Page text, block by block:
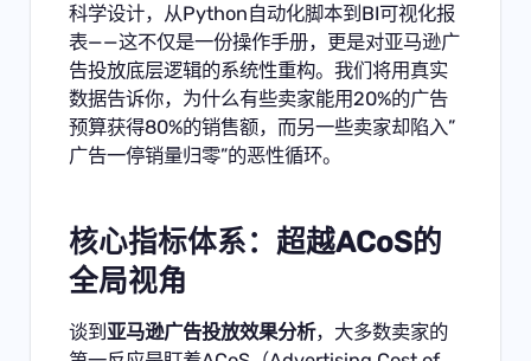
科学设计，从Python自动化脚本到BI可视化报
表——这不仅是一份操作手册，更是对亚马逊广
告投放底层逻辑的系统性重构。我们将用真实
数据告诉你，为什么有些卖家能用20%的广告
预算获得80%的销售额，而另一些卖家却陷入”
广告一停销量归零”的恶性循环。
核心指标体系：超越ACoS的
全局视角
谈到亚马逊广告投放效果分析，大多数卖家的